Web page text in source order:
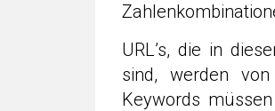
URL’s, die in
sind, werden
Keywords